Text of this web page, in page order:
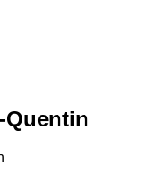
Quentin